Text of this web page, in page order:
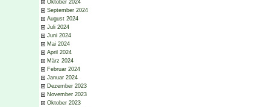
Oktober 2024
September 2024
August 2024
Juli 2024
Juni 2024
Mai 2024
April 2024
März 2024
Februar 2024
Januar 2024
Dezember 2023
November 2023
Oktober 2023